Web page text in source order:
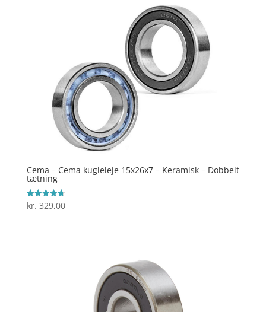
Cema – Cema kugleleje 15x26x7 – Keramisk – Dobbelt
tætning
Vurderet
4.7
kr. 329,00